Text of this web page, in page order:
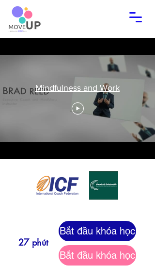
Mindfulness and Work
27 phút
Bắt đầu khóa học
Bắt đầu khóa học